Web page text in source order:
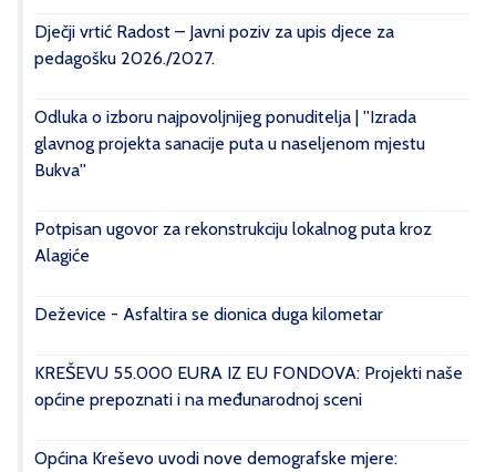
Dječji vrtić Radost – Javni poziv za upis djece za
pedagošku 2026./2027.
Odluka o izboru najpovoljnijeg ponuditelja | ''Izrada
glavnog projekta sanacije puta u naseljenom mjestu
Bukva''
Potpisan ugovor za rekonstrukciju lokalnog puta kroz
Alagiće
Deževice - Asfaltira se dionica duga kilometar
KREŠEVU 55.000 EURA IZ EU FONDOVA: Projekti naše
općine prepoznati i na međunarodnoj sceni
Općina Kreševo uvodi nove demografske mjere: